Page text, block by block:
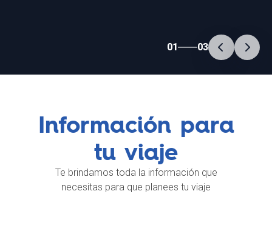
01 03
Información para
tu viaje
Te brindamos toda la información que
necesitas para que planees tu viaje